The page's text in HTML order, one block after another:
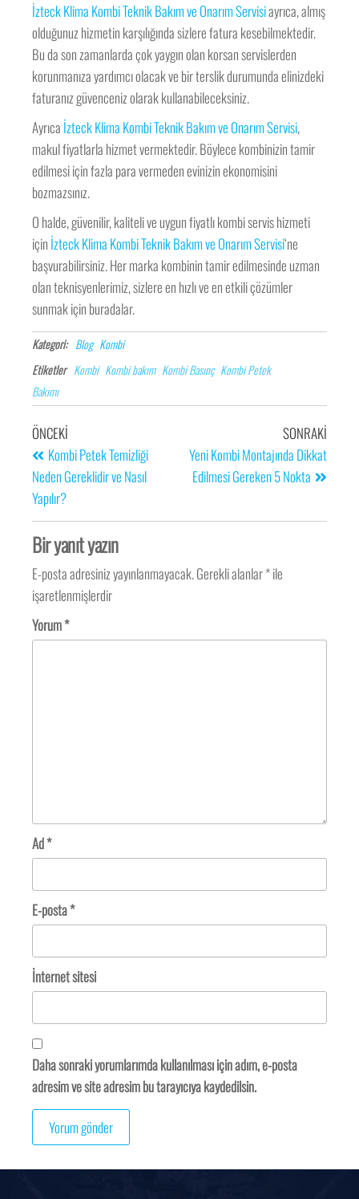
İzteck Klima Kombi Teknik Bakım ve Onarım Servisiayrıca, almış
olduğunuz hizmetin karşılığında sizlere fatura kesebilmektedir.
Bu da son zamanlarda çok yaygın olan korsan servislerden
korunmanıza yardımcı olacak ve bir terslik durumunda elinizdeki
faturanız güvenceniz olarak kullanabileceksiniz.
Ayrıca İzteck Klima Kombi Teknik Bakım ve Onarım Servisi,
makul fiyatlarla hizmet vermektedir. Böylece kombinizin tamir
edilmesi için fazla para vermeden evinizin ekonomisini
bozmazsınız.
O halde, güvenilir, kaliteli ve uygun fiyatlı kombi servis hizmeti
için İzteck Klima Kombi Teknik Bakım ve Onarım Servisi‘ne
başvurabilirsiniz. Her marka kombinin tamir edilmesinde uzman
olan teknisyenlerimiz, sizlere en hızlı ve en etkili çözümler
sunmak için buradalar.
Kategori: Blog Kombi
Etiketler Kombi Kombi bakım Kombi Basınç Kombi Petek
Bakımı
ÖNCEKI
Kombi Petek Temizliği
Neden Gereklidir ve Nasıl
Yapılır?
SONRAKI
Yeni Kombi Montajında Dikkat
Edilmesi Gereken 5 Nokta
Bir yanıt yazın
E-posta adresiniz yayınlanmayacak.Gerekli alanlar*ile
işaretlenmişlerdir
Yorum*
Ad*
E-posta*
İnternet sitesi
Daha sonraki yorumlarımda kullanılması için adım, e-posta
adresim ve site adresim bu tarayıcıya kaydedilsin.